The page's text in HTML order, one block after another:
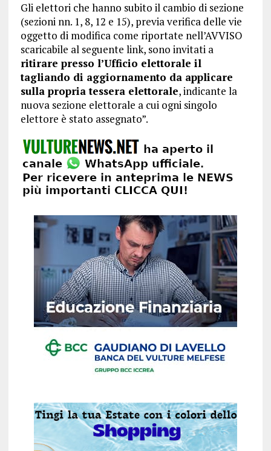
Gli elettori che hanno subito il cambio di sezione
(sezioni nn. 1, 8, 12 e 15), previa verifica delle vie
oggetto di modifica come riportate nell’AVVISO
scaricabile al seguente link, sono invitati a
ritirare presso l’Ufficio elettorale il
tagliando di aggiornamento da applicare
sulla propria tessera elettorale, indicante la
nuova sezione elettorale a cui ogni singolo
elettore è stato assegnato”.